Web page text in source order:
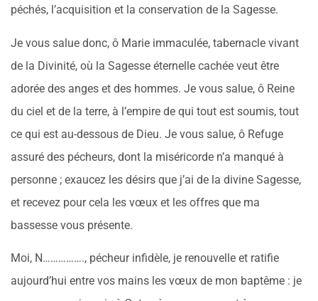
péchés, l’acquisition et la conservation de la Sagesse.
Je vous salue donc, ô Marie immaculée, tabernacle vivant
de la Divinité, où la Sagesse éternelle cachée veut être
adorée des anges et des hommes. Je vous salue, ô Reine
du ciel et de la terre, à l’empire de qui tout est soumis, tout
ce qui est au-dessous de Dieu. Je vous salue, ô Refuge
assuré des pécheurs, dont la miséricorde n’a manqué à
personne ; exaucez les désirs que j’ai de la divine Sagesse,
et recevez pour cela les vœux et les offres que ma
bassesse vous présente.
Moi, N……………., pécheur infidèle, je renouvelle et ratifie
aujourd’hui entre vos mains les vœux de mon baptême : je